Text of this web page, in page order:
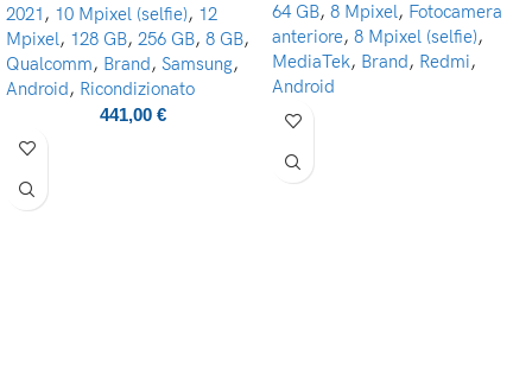
2021 , 10 Mpixel (selfie), 12
Mpixel, 128 GB, 256 GB, 8 GB,
Qualcomm, Brand , Samsung,
Android , Ricondizionato
441,00 €
64 GB, 8 Mpixel, Fotocamera
anteriore, 8 Mpixel (selfie),
MediaTek, Brand , Redmi,
Android